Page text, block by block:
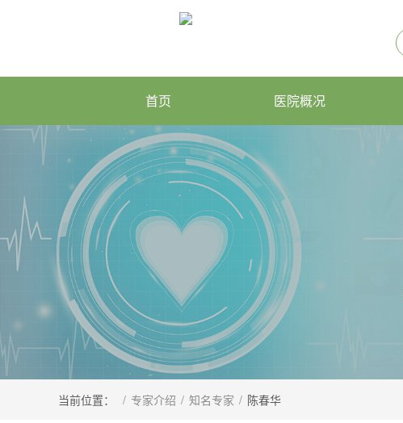
首页 医院概况
当前位置： / 专家介绍 / 知名专家 / 陈春华